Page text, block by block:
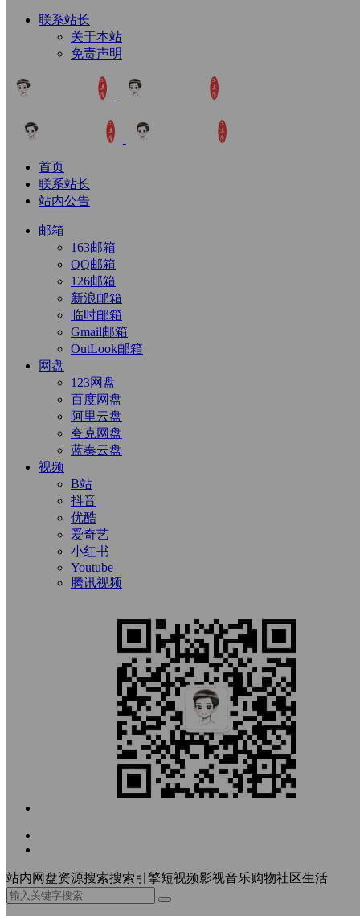
联系站长
关于本站
免责声明
首页
联系站长
站内公告
邮箱
163邮箱
QQ邮箱
126邮箱
新浪邮箱
临时邮箱
Gmail邮箱
OutLook邮箱
网盘
123网盘
百度网盘
阿里云盘
夸克网盘
蓝奏云盘
视频
B站
抖音
优酷
爱奇艺
小红书
Youtube
腾讯视频
站内网盘资源搜索搜索引擎短视频影视音乐购物社区生活